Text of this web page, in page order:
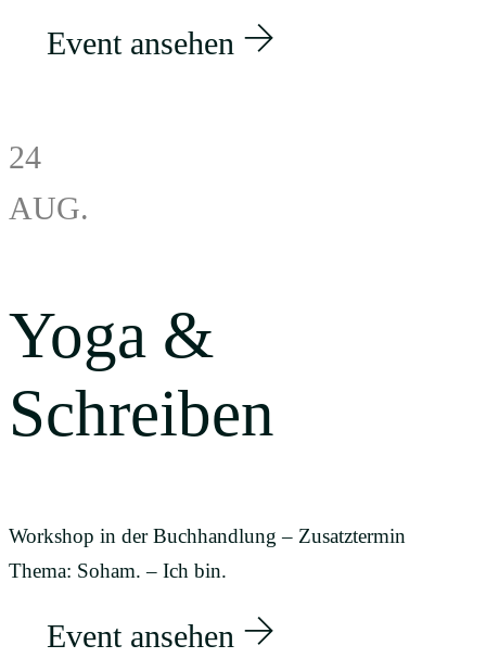
Event ansehen
24
AUG.
Yoga &
Schreiben
Workshop in der Buchhandlung – Zusatztermin
Thema: Soham. – Ich bin.
Event ansehen